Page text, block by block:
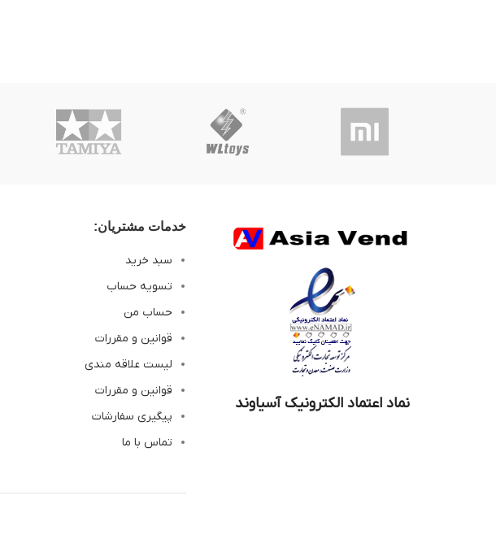
نماد اعتماد الکترونیک آسیاوند
خدمات مشتریان:
سبد خرید
تسویه حساب
حساب من
قوانین و مقررات
لیست علاقه مندی
قوانین و مقررات
پیگیری سفارشات
تماس با ما